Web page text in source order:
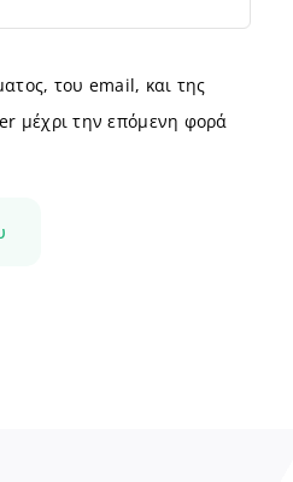
του email, και της
μέχρι την επόμενη φορά